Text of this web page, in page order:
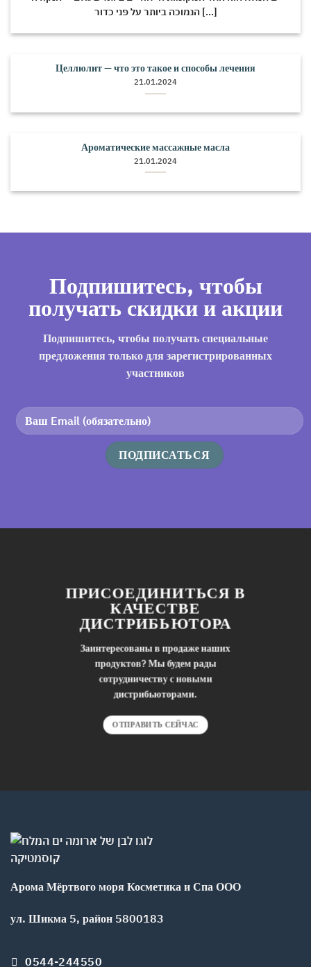
הנמוכה ביותר על פני כדור [...]
Целлюлит — что это такое и способы лечения
21.01.2024
Ароматические массажные масла
21.01.2024
Подпишитесь, чтобы
получать скидки и акции
Подпишитесь, чтобы получать специальные
предложения только для зарегистрированных
участников
ПРИСОЕДИНИТЬСЯ В
КАЧЕСТВЕ
ДИСТРИБЬЮТОРА
Заинтересованы в продаже наших
продуктов? Мы будем рады
сотрудничеству с новыми
дистрибьюторами.
ОТПРАВИТЬ СЕЙЧАС
Арома Мёртвого моря Косметика и Спа ООО
ул. Шикма 5, район 5800183
0544-244550